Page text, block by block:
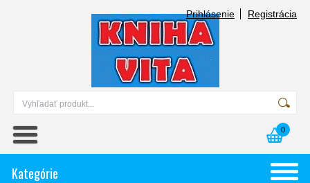
Prihlásenie Registrácia
0
Kategórie